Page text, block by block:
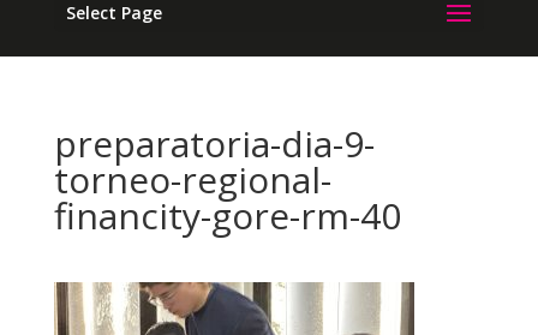
Select Page
preparatoria-dia-9-
torneo-regional-
financity-gore-rm-40